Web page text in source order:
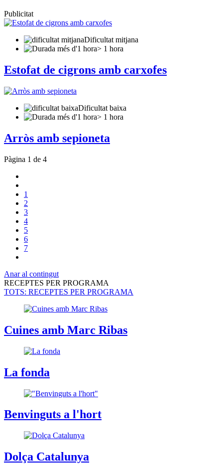
Publicitat
Dificultat mitjana
> 1 hora
Estofat de cigrons amb carxofes
Dificultat baixa
> 1 hora
Arròs amb sepioneta
Pàgina 1 de 4
1
2
3
4
5
6
7
Anar al contingut
RECEPTES PER PROGRAMA
TOTS: RECEPTES PER PROGRAMA
Cuines amb Marc Ribas
La fonda
Benvinguts a l'hort
Dolça Catalunya